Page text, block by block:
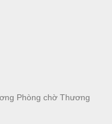
Phòng chờ Thương